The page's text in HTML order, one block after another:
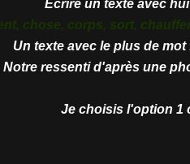
Ecrire un texte avec
chose, corps, sort,
Un texte avec le plus de
Notre ressenti d'après une
Je choisis l'option 1